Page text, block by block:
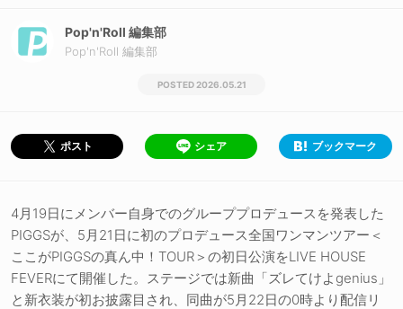
Pop'n'Roll 編集部
Pop'n'Roll 編集部
2026.05.21
ポスト シェア ブックマーク
4月19日にメンバー自身でのグループプロデュースを発表した
PIGGSが、5月21日に初のプロデュース全国ワンマンツアー＜
ここがPIGGSの真ん中！TOUR＞の初日公演をLIVE HOUSE
FEVERにて開催した。ステージでは新曲「ズレてけよgenius」
と新衣装が初お披露目され、同曲が5月22日の0時より配信リ